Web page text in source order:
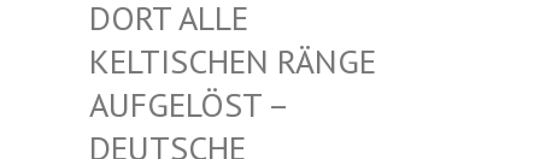
ORT ALLE K
ELTISCHEN RÄNGE A
UFGELÖST – D
EUTSCHE N